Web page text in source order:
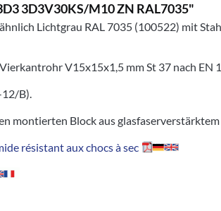
3D3V30KS/M10 ZN RAL7035"
Lichtgrau RAL 7035 (100522) mit
V15x15x1,5 mm St 37 nach EN
12/B).
montierten Block aus
résistant aux chocs à sec